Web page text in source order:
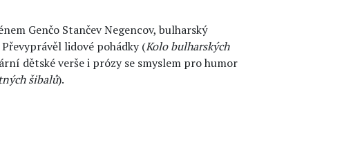
Genčo Stančev Negencov, bulharský
lidové pohádky (Kolo bulharských
dětské verše i prózy se smyslem pro humor
šibalů).